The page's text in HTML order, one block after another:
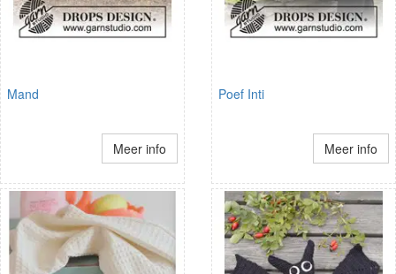
Mand
Meer info
Poef Inti
Meer info